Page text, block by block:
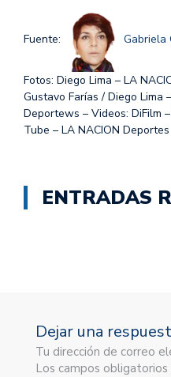
Fuente: Gabriela
Fotos: Diego Lima – LA
Gustavo Farías / Diego Lima
Deportews – Videos: DiFilm
Tube – LA NACION Deportes
ENTRADAS
Dejar una
Tu dirección de correo
Los campos